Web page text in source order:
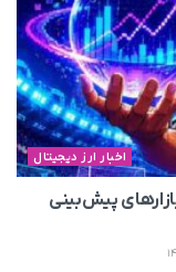
اخبار ارز دیجیتال
بازارهای پیش‌بینی